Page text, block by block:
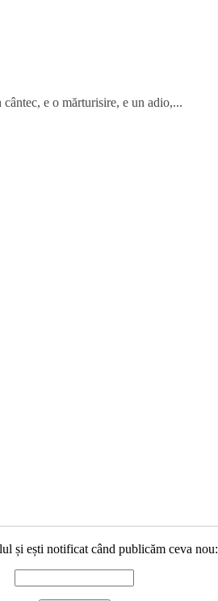
e o mărturisire, e un adio,...
și ești notificat când publicăm ceva nou: